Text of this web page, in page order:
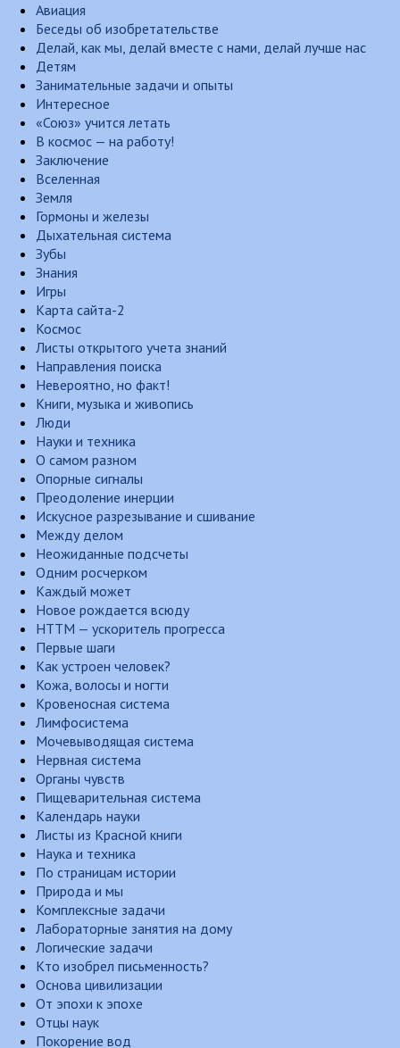
Авиация
Беседы об изобретательстве
Делай, как мы, делай вместе с нами, делай лучше нас
Детям
Занимательные задачи и опыты
Интересное
«Союз» учится летать
В космос — на работу!
Заключение
Вселенная
Земля
Гормоны и железы
Дыхательная система
Зубы
Знания
Игры
Карта сайта-2
Космос
Листы открытого учета знаний
Направления поиска
Невероятно, но факт!
Книги, музыка и живопись
Люди
Науки и техника
О самом разном
Опорные сигналы
Преодоление инерции
Искусное разрезывание и сшивание
Между делом
Неожиданные подсчеты
Одним росчерком
Каждый может
Новое рождается всюду
НТТМ — ускоритель прогресса
Первые шаги
Как устроен человек?
Кожа, волосы и ногти
Кровеносная система
Лимфосистема
Мочевыводящая система
Нервная система
Органы чувств
Пищеварительная система
Календарь науки
Листы из Красной книги
Наука и техника
По страницам истории
Природа и мы
Комплексные задачи
Лабораторные занятия на дому
Логические задачи
Кто изобрел письменность?
Основа цивилизации
От эпохи к эпохе
Отцы наук
Покорение вод